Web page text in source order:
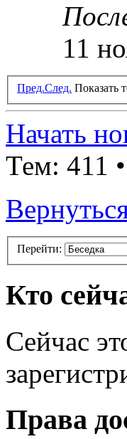
11
Пред.След. Показать
Начать
Тем: 411 •
Перейти:
Кто
Сейчас
Права